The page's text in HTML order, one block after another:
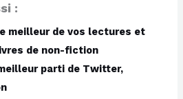
:
meilleur de vos lectures et
de non-fiction
parti de Twitter,